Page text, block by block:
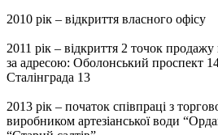
2010 рік – відкриття власного офісу
2011 рік – відкриття 2 точок
за адресою: Оболонський проспект 14
Сталінграда 13
2013 рік – початок співпраці з
виробником артезіанської води